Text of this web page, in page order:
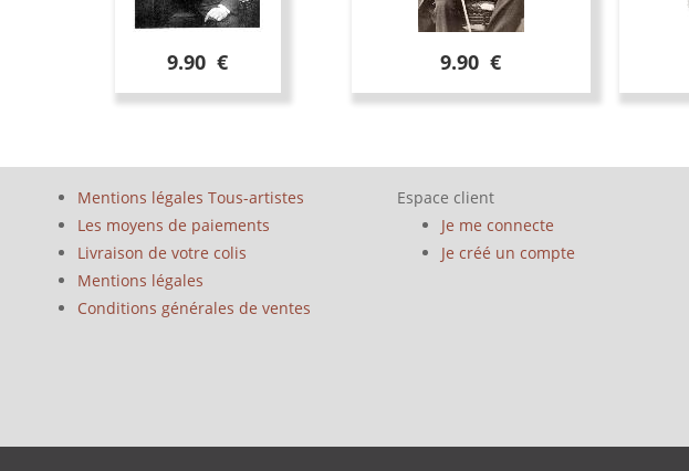
9.90 € 9.90 €
Mentions légales Tous-artistes
Les moyens de paiements
Livraison de votre colis
Mentions légales
Conditions générales de ventes
Espace client
Je me connecte
Je créé un compte